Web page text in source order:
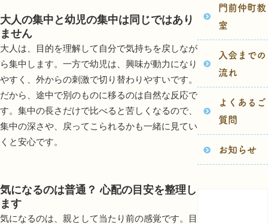
大人の集中と幼児の集中は同じではあり
ません
大人は、目的を理解して自分で気持ちを戻しなが
ら集中します。一方で幼児は、興味が動力になり
やすく、外からの刺激で切り替わりやすいです。
だから、途中で別のものに移るのは自然な反応で
す。集中の長さだけで比べると苦しくなるので、
集中の深さや、戻ってこられるかも一緒に見てい
くと安心です。
気になるのは普通？ 心配の目安を整理し
ます
気になるのは、親として当たり前の感覚です。目
門前仲町教
室
入会までの
流れ
よくあるご
質問
お知らせ